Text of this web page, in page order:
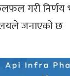
गरी निर्णय भए
जनाएको छ